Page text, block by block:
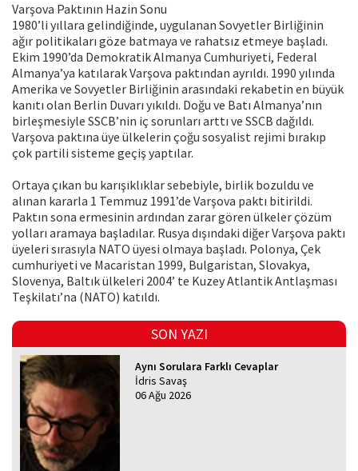
Varşova Paktının Hazin Sonu
1980’li yıllara gelindiğinde, uygulanan Sovyetler Birliğinin
ağır politikaları göze batmaya ve rahatsız etmeye başladı.
Ekim 1990’da Demokratik Almanya Cumhuriyeti, Federal
Almanya’ya katılarak Varşova paktından ayrıldı. 1990 yılında
Amerika ve Sovyetler Birliğinin arasındaki rekabetin en büyük
kanıtı olan Berlin Duvarı yıkıldı. Doğu ve Batı Almanya’nın
birleşmesiyle SSCB’nin iç sorunları arttı ve SSCB dağıldı.
Varşova paktına üye ülkelerin çoğu sosyalist rejimi bırakıp
çok partili sisteme geçiş yaptılar.
Ortaya çıkan bu karışıklıklar sebebiyle, birlik bozuldu ve
alınan kararla 1 Temmuz 1991’de Varşova paktı bitirildi.
Paktın sona ermesinin ardından zarar gören ülkeler çözüm
yolları aramaya başladılar. Rusya dışındaki diğer Varşova paktı
üyeleri sırasıyla NATO üyesi olmaya başladı. Polonya, Çek
cumhuriyeti ve Macaristan 1999, Bulgaristan, Slovakya,
Slovenya, Baltık ülkeleri 2004’ te Kuzey Atlantik Antlaşması
Teşkilatı’na (NATO) katıldı.
SON YAZI
Aynı Sorulara Farklı Cevaplar
İdris Savaş
06 Ağu 2026